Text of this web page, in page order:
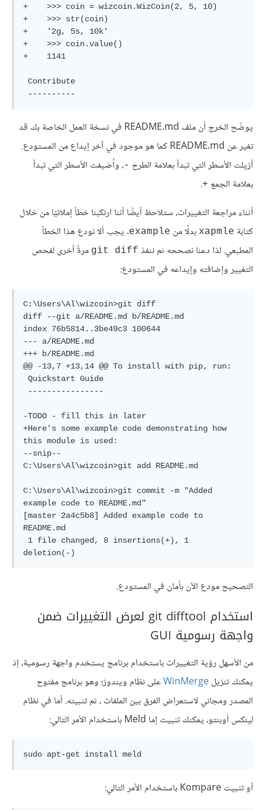
+    >>> coin = wizcoin.WizCoin(2, 5, 10)
+    >>> str(coin)
+    '2g, 5s, 10k'
+    >>> coin.value()
+    1141
يوضّح الخرج أن ملف README.md في نسخة العمل الخاصة بك قد
تغير عن README.md كما هو موجود في آخر إيداع من المستودع.
أزيلت الأسطر التي تبدأ بعلامة الطرح -، واُضيفت الأسطر التي تبدأ
بعلامة الجمع +
.
أثناء مراجعة التغييرات، ستلاحظ أيضًا أننا ارتكبنا خطأ إملائيًا من خلال
كتابة xapmle بدلًا من example. يجب ألا نودع هذا الخطأ
المطبعي. لذا دعنا نصححه ثم ننفذ git diff مرةً أخرى لفحص
التغيير وإضافته وإيداعه في المستودع:
C:\Users\Al\wizcoin>git diff
diff --git a/README.md b/README.md
index 76b5814..3be49c3 100644
--- a/README.md
+++ b/README.md
@@ -13,7 +13,14 @@ To install with pip, run:
-TODO - fill this in later
+Here's some example code demonstrating how
this module is used:
--snip--
C:\Users\Al\wizcoin>git add README.md
C:\Users\Al\wizcoin>git commit -m "Added
example code to README.md"
[master 2a4c5b8] Added example code to
README.md
التصحيح مودع الآن بأمان في المستودع.
استخدام git difftool لعرض التغييرات ضمن
واجهة رسومية GUI
من الأسهل رؤية التغييرات باستخدام برنامج يستخدم واجهة رسومية، إذ
يمكنك تنزيلWinMergeعلى نظام ويندوز؛ وهو برنامج مفتوح
المصدر ومجاني لاستعراض الفرق بين الملفات ، ثم تثبيته. أما في نظام
لينكس أوبنتو، يمكنك تثبيت إما Meld باستخدام الأمر التالي:
أو تثبيت Kompare باستخدام الأمر التالي: